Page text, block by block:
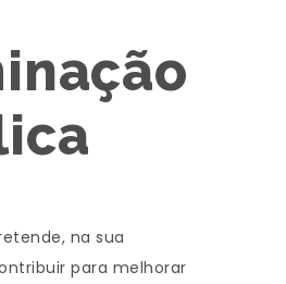
na sua
para melhorar